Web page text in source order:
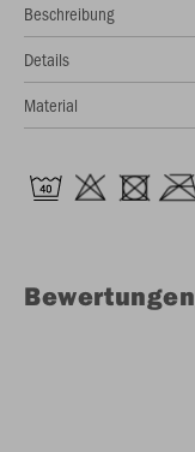
Beschreibung
Details
Material
Bewertungen